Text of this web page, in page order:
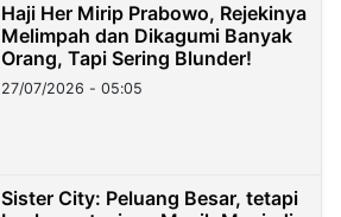
Haji Her Mirip Prabowo, Rejekinya
Melimpah dan Dikagumi Banyak
Orang, Tapi Sering Blunder!
27/07/2026 - 05:05
Sister City: Peluang Besar, tetapi